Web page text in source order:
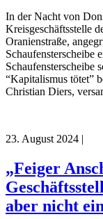
In der Nacht von
Kreisgeschäftsstelle
Oranienstraße,
Schaufensterscheibe
Schaufensterscheibe
“Kapitalismus tötet”
Christian Diers,
23. August 2024 |
„Feiger
aber nicht